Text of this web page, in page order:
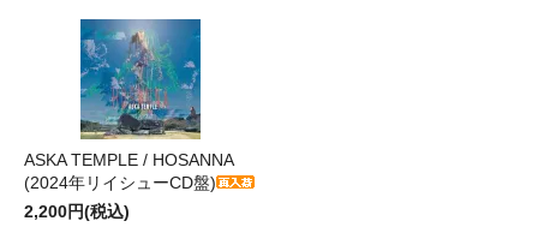
ASKA TEMPLE / HOSANNA
(2024年リイシューCD盤)
2,200円(税込)